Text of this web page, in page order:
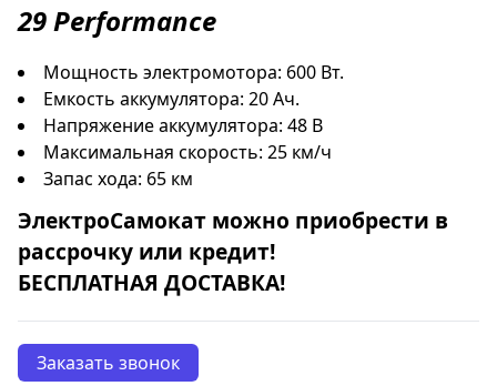
29Performance
Мощность электромотора: 600 Вт.
Емкость аккумулятора: 20 Ач.
Напряжение аккумулятора: 48 В
Максимальная скорость: 25 км/ч
Запас хода: 65 км
ЭлектроСамокат можно приобрести в
рассрочку или кредит!
БЕСПЛАТНАЯ ДОСТАВКА!
Заказать звонок